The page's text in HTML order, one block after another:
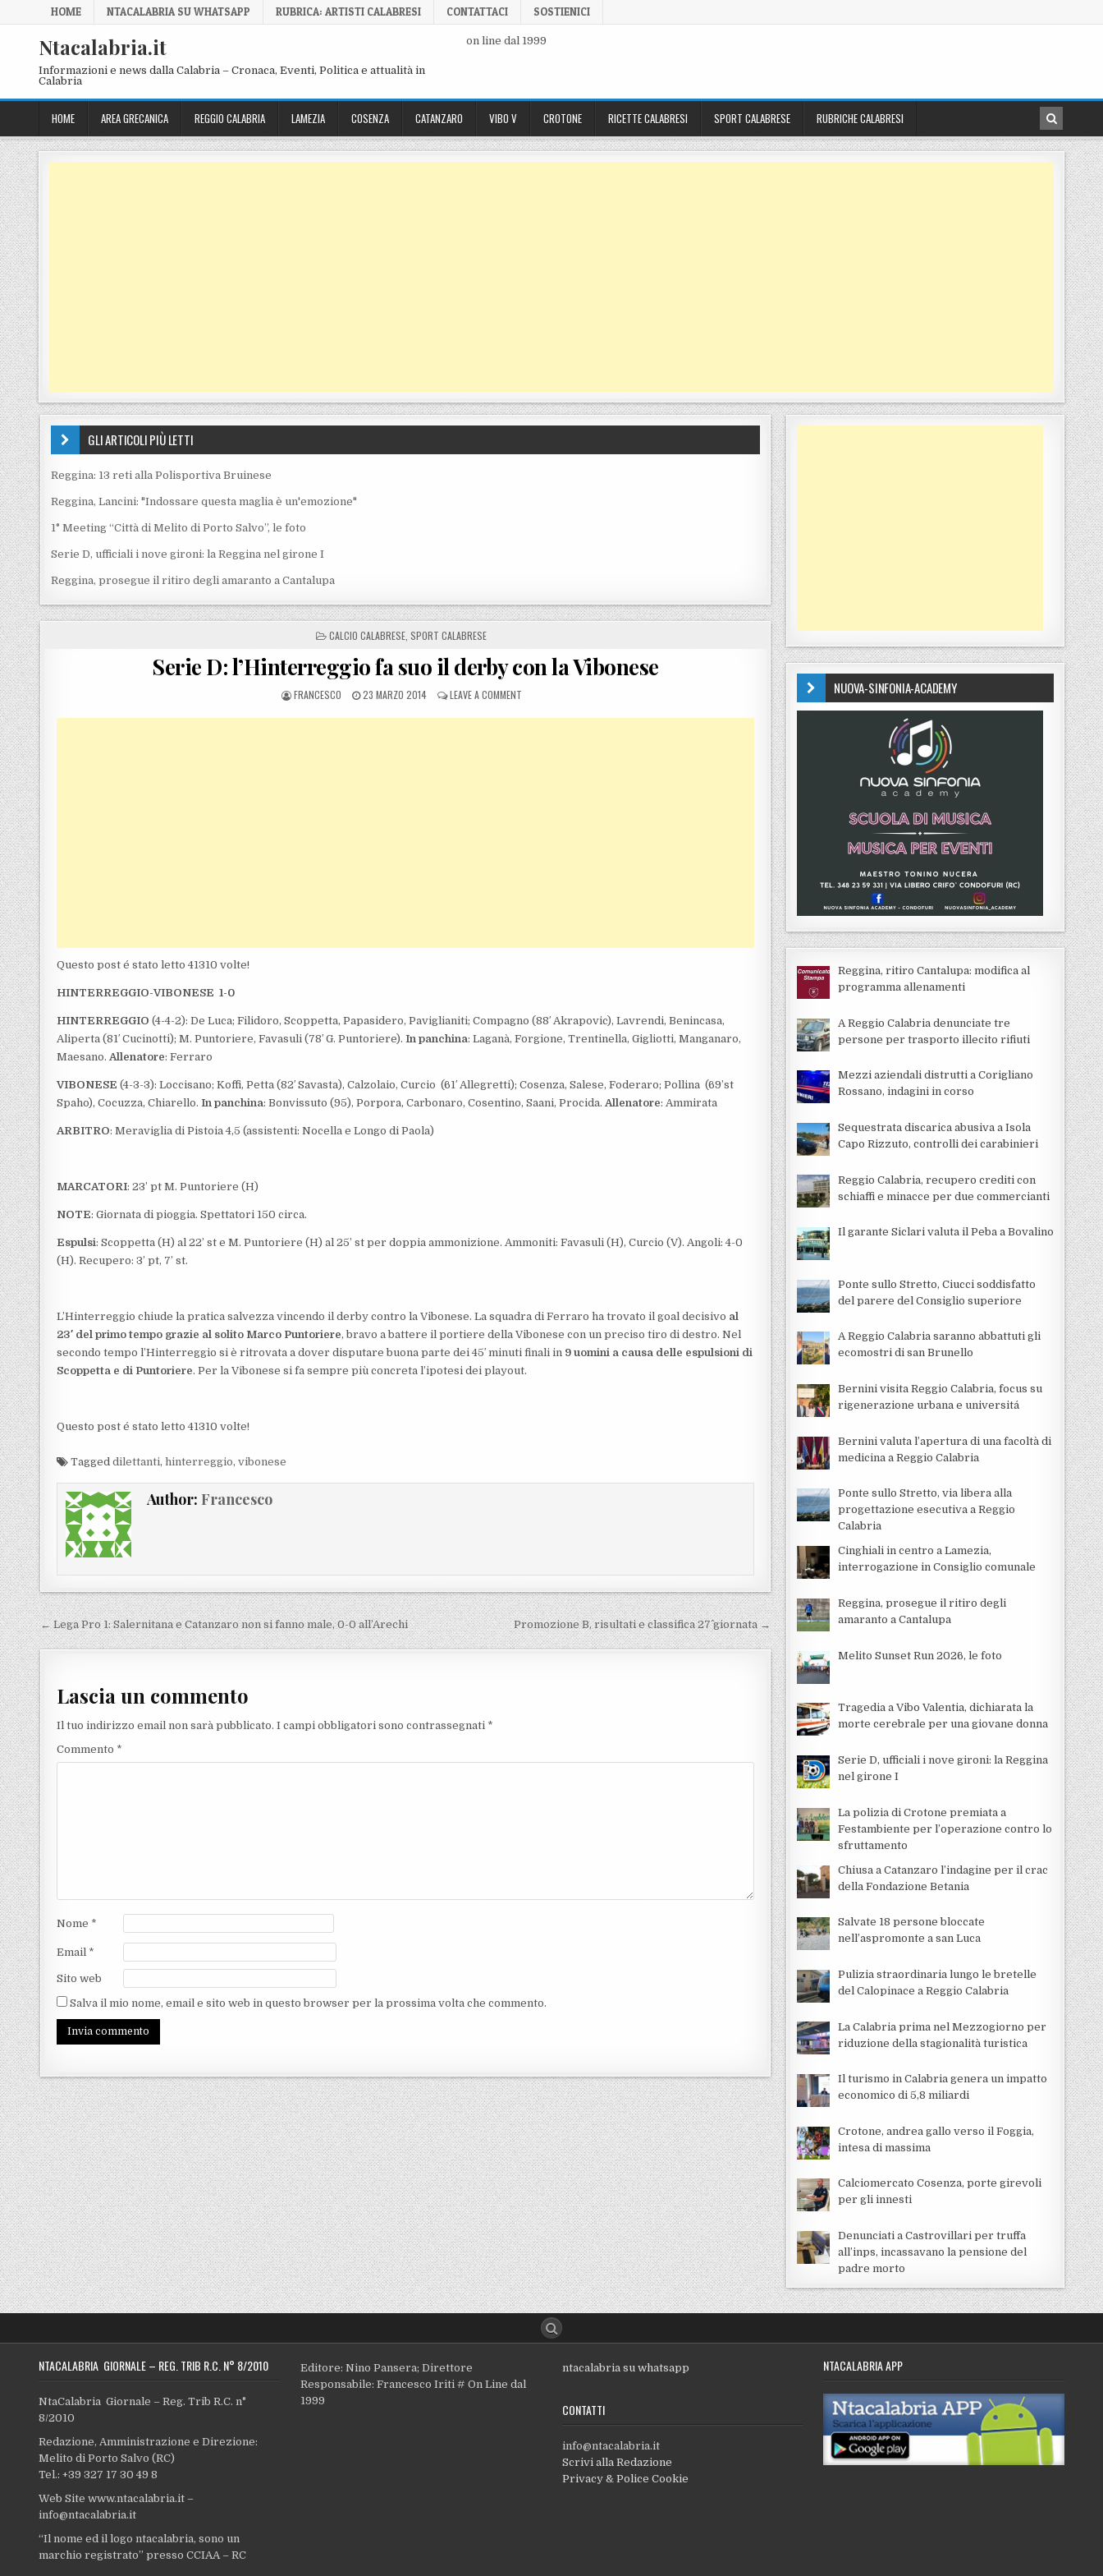
Skip to content
HOME NTACALABRIA SU WHATSAPP RUBRICA: ARTISTI CALABRESI CONTATTACI SOSTIENICI
Ntacalabria.it
Informazioni e news dalla Calabria – Cronaca, Eventi, Politica e attualità in
Calabria
on line dal 1999
HOME AREA GRECANICA REGGIO CALABRIA LAMEZIA COSENZA CATANZARO VIBO V CROTONE RICETTE CALABRESI SPORT CALABRESE RUBRICHE CALABRESI
GLI ARTICOLI PIÙ LETTI
Reggina: 13 reti alla Polisportiva Bruinese
Reggina, Lancini: "Indossare questa maglia è un'emozione"
1° Meeting “Città di Melito di Porto Salvo”, le foto
Serie D, ufficiali i nove gironi: la Reggina nel girone I
Reggina, prosegue il ritiro degli amaranto a Cantalupa
POSTED IN
CALCIO CALABRESE ,SPORT CALABRESE
Serie D: l’Hinterreggio fa suo il derby con la Vibonese
POSTED BY
FRANCESCO POSTED ON
23 MARZO 2014 LEAVE A COMMENTON SERIE D: L’HINTERREGGIO FA SUO IL DERBY CON LA VIBONESE
Questo post é stato letto 41310 volte!
HINTERREGGIO-VIBONESE 1-0
HINTERREGGIO(4-4-2): De Luca; Filidoro, Scoppetta, Papasidero, Paviglianiti; Compagno (88′ Akrapovic), Lavrendi, Benincasa,
Aliperta (81′ Cucinotti); M. Puntoriere, Favasuli (78′ G. Puntoriere).In panchina: Laganà, Forgione, Trentinella, Gigliotti, Manganaro,
Maesano.Allenatore: Ferraro
VIBONESE (4-3-3): Loccisano; Koffi, Petta (82′ Savasta), Calzolaio, Curcio (61′ Allegretti); Cosenza, Salese, Foderaro; Pollina (69’st
Spaho), Cocuzza, Chiarello. In panchina: Bonvissuto (95), Porpora, Carbonaro, Cosentino, Saani, Procida.Allenatore: Ammirata
ARBITRO: Meraviglia di Pistoia 4,5 (assistenti: Nocella e Longo di Paola)
MARCATORI: 23’ pt M. Puntoriere (H)
NOTE: Giornata di pioggia. Spettatori 150 circa.
Espulsi: Scoppetta (H) al 22’ st e M. Puntoriere (H) al 25’ st per doppia ammonizione. Ammoniti: Favasuli (H), Curcio (V). Angoli: 4-0
(H). Recupero: 3’ pt, 7’ st.
L’Hinterreggio chiude la pratica salvezza vincendo il derby contro la Vibonese. La squadra di Ferraro ha trovato il goal decisivo al
23′ del primo tempo grazie al solito Marco Puntoriere, bravo a battere il portiere della Vibonese con un preciso tiro di destro. Nel
secondo tempo l’Hinterreggio si è ritrovata a dover disputare buona parte dei 45′ minuti finali in 9 uomini a causa delle espulsioni di
Scoppetta e di Puntoriere. Per la Vibonese si fa sempre più concreta l’ipotesi dei playout.
Questo post é stato letto 41310 volte!
Taggeddilettanti, hinterreggio,vibonese
Author: Francesco
Navigazione articoli
← Lega Pro 1: Salernitana e Catanzaro non si fanno male, 0-0 all’Arechi Promozione B, risultati e classifica 27^ giornata →
Lascia un commento
Il tuo indirizzo email non sarà pubblicato. I campi obbligatori sono contrassegnati *
Commento *
Nome *
Email *
Sito web
Salva il mio nome, email e sito web in questo browser per la prossima volta che commento.
NUOVA-SINFONIA-ACADEMY
Reggina, ritiro Cantalupa: modifica al
programma allenamenti
A Reggio Calabria denunciate tre
persone per trasporto illecito rifiuti
Mezzi aziendali distrutti a Corigliano
Rossano, indagini in corso
Sequestrata discarica abusiva a Isola
Capo Rizzuto, controlli dei carabinieri
Reggio Calabria, recupero crediti con
schiaffi e minacce per due commercianti
Il garante Siclari valuta il Peba a Bovalino
Ponte sullo Stretto, Ciucci soddisfatto
del parere del Consiglio superiore
A Reggio Calabria saranno abbattuti gli
ecomostri di san Brunello
Bernini visita Reggio Calabria, focus su
rigenerazione urbana e universitá
Bernini valuta l’apertura di una facoltà di
medicina a Reggio Calabria
Ponte sullo Stretto, via libera alla
progettazione esecutiva a Reggio
Calabria
Cinghiali in centro a Lamezia,
interrogazione in Consiglio comunale
Reggina, prosegue il ritiro degli
amaranto a Cantalupa
Melito Sunset Run 2026, le foto
Tragedia a Vibo Valentia, dichiarata la
morte cerebrale per una giovane donna
Serie D, ufficiali i nove gironi: la Reggina
nel girone I
La polizia di Crotone premiata a
Festambiente per l’operazione contro lo
sfruttamento
Chiusa a Catanzaro l’indagine per il crac
della Fondazione Betania
Salvate 18 persone bloccate
nell’aspromonte a san Luca
Pulizia straordinaria lungo le bretelle
del Calopinace a Reggio Calabria
La Calabria prima nel Mezzogiorno per
riduzione della stagionalità turistica
Il turismo in Calabria genera un impatto
economico di 5,8 miliardi
Crotone, andrea gallo verso il Foggia,
intesa di massima
Calciomercato Cosenza, porte girevoli
per gli innesti
Denunciati a Castrovillari per truffa
all’inps, incassavano la pensione del
padre morto
NTACALABRIA GIORNALE – REG. TRIB R.C. N° 8/2010
NtaCalabria Giornale – Reg. Trib R.C. n°
8/2010
Redazione, Amministrazione e Direzione:
Melito di Porto Salvo (RC)
Tel.: +39 327 17 30 49 8
Web Site www.ntacalabria.it –
info@ntacalabria.it
“Il nome ed il logo ntacalabria, sono un
marchio registrato” presso CCIAA – RC
Editore: Nino Pansera; Direttore
Responsabile: Francesco Iriti # On Line dal
1999
ntacalabria su whatsapp
CONTATTI
info@ntacalabria.it
Scrivi alla Redazione
Privacy & Police Cookie
NTACALABRIA APP